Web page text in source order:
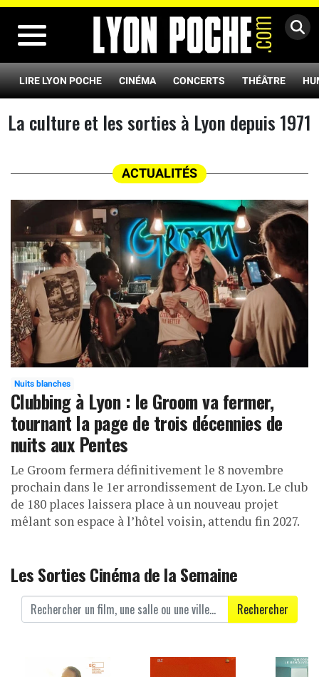
LIRE LYON POCHE CINÉMA CONCERTS THÉÂTRE
La culture et les sorties à Lyon depuis 1971
ACTUALITÉS
Nuits blanches
Clubbing à Lyon : le Groom va fermer,
tournant la page de trois décennies de
nuits aux Pentes
Le Groom fermera définitivement le 8 novembre
prochain dans le 1er arrondissement de Lyon. Le club
de 180 places laissera place à un nouveau projet
mêlant son espace à l’hôtel voisin, attendu fin 2027.
Les Sorties Cinéma de la Semaine
Rechercher